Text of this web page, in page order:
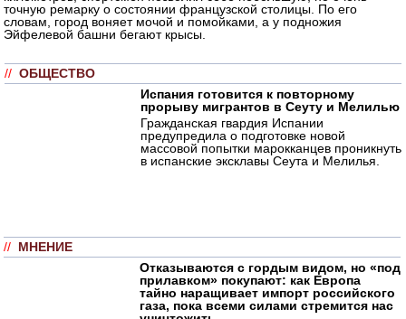
точную ремарку о состоянии французской столицы. По его
словам, город воняет мочой и помойками, а у подножия
Эйфелевой башни бегают крысы.
// ОБЩЕСТВО
Испания готовится к повторному
прорыву мигрантов в Сеуту и Мелилью
Гражданская гвардия Испании
предупредила о подготовке новой
массовой попытки марокканцев проникнуть
в испанские эксклавы Сеута и Мелилья.
// МНЕНИЕ
Отказываются с гордым видом, но «под
прилавком» покупают: как Европа
тайно наращивает импорт российского
газа, пока всеми силами стремится нас